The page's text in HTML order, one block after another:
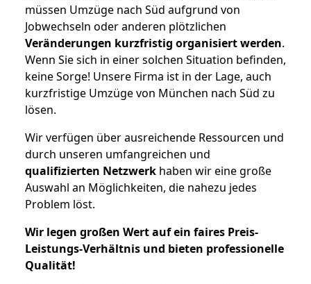
müssen Umzüge nach Süd aufgrund von
Jobwechseln oder anderen plötzlichen
Veränderungen kurzfristig organisiert werden.
Wenn Sie sich in einer solchen Situation befinden,
keine Sorge! Unsere Firma ist in der Lage, auch
kurzfristige Umzüge von München nach Süd zu
lösen.
Wir verfügen über ausreichende Ressourcen und
durch unseren umfangreichen und
qualifizierten Netzwerk haben wir eine große
Auswahl an Möglichkeiten, die nahezu jedes
Problem löst.
Wir legen großen Wert auf ein faires Preis-
Leistungs-Verhältnis und bieten professionelle
Qualität!